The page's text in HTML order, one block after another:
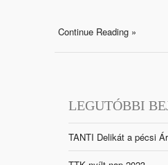
Continue Reading »
LEGUTÓBBI
TANTI Delikát a pécsi